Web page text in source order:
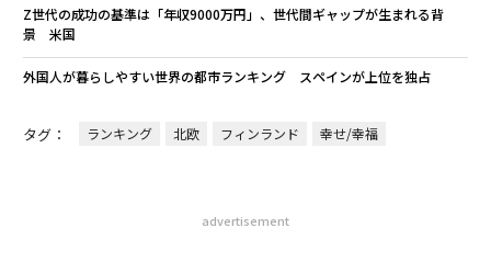
Z世代の成功の基準は「年収9000万円」、世代間ギャップが生まれる背
景 米国
外国人が暮らしやすい世界の都市ランキング スペインが上位を独占
タグ： ランキング 北欧 フィンランド 幸せ/幸福
advertisement